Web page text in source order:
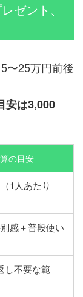
ゼント、
〜25万円前後
安は3,000
の目安
1人あたり
感＋普段使い
し不要な範